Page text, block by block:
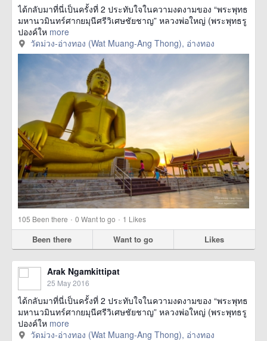
ได้กลับมาที่นี่เป็นครั้งที่ 2 ประทับใจในความงดงามของ “พระพุทธ
มหานวมินทร์ศากยมุนีศรีวิเศษชัยชาญ” หลวงพ่อใหญ่ (พระพุทธรู
ปองค์ให more
วัดม่วง-อ่างทอง (Wat Muang-Ang Thong), อ่างทอง
105 Been there · 0 Want to go · 1 Likes
Been there Want to go Likes
Arak Ngamkittipat
25 May 2016
ได้กลับมาที่นี่เป็นครั้งที่ 2 ประทับใจในความงดงามของ “พระพุทธ
มหานวมินทร์ศากยมุนีศรีวิเศษชัยชาญ” หลวงพ่อใหญ่ (พระพุทธรู
ปองค์ให more
วัดม่วง-อ่างทอง (Wat Muang-Ang Thong), อ่างทอง